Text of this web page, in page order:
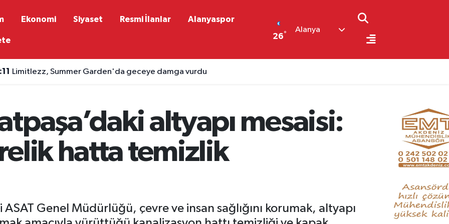
Ekonomi Siyaset Resmi İlanlar Alanyaspor
26°
Alanya
Limitlezz, Summer Garden'da geceye damga vurdu
altyapı mesaisi:
hatta temizlik
Genel Müdürlüğü, çevre ve insan sağlığını korumak, altyapı